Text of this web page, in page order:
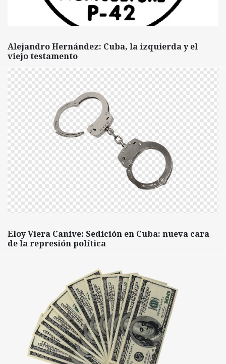
Alejandro Hernández: Cuba, la izquierda y el
viejo testamento
Eloy Viera Cañive: Sedición en Cuba: nueva cara
de la represión política